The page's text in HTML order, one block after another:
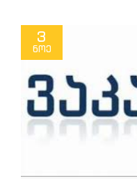
3
ნოე